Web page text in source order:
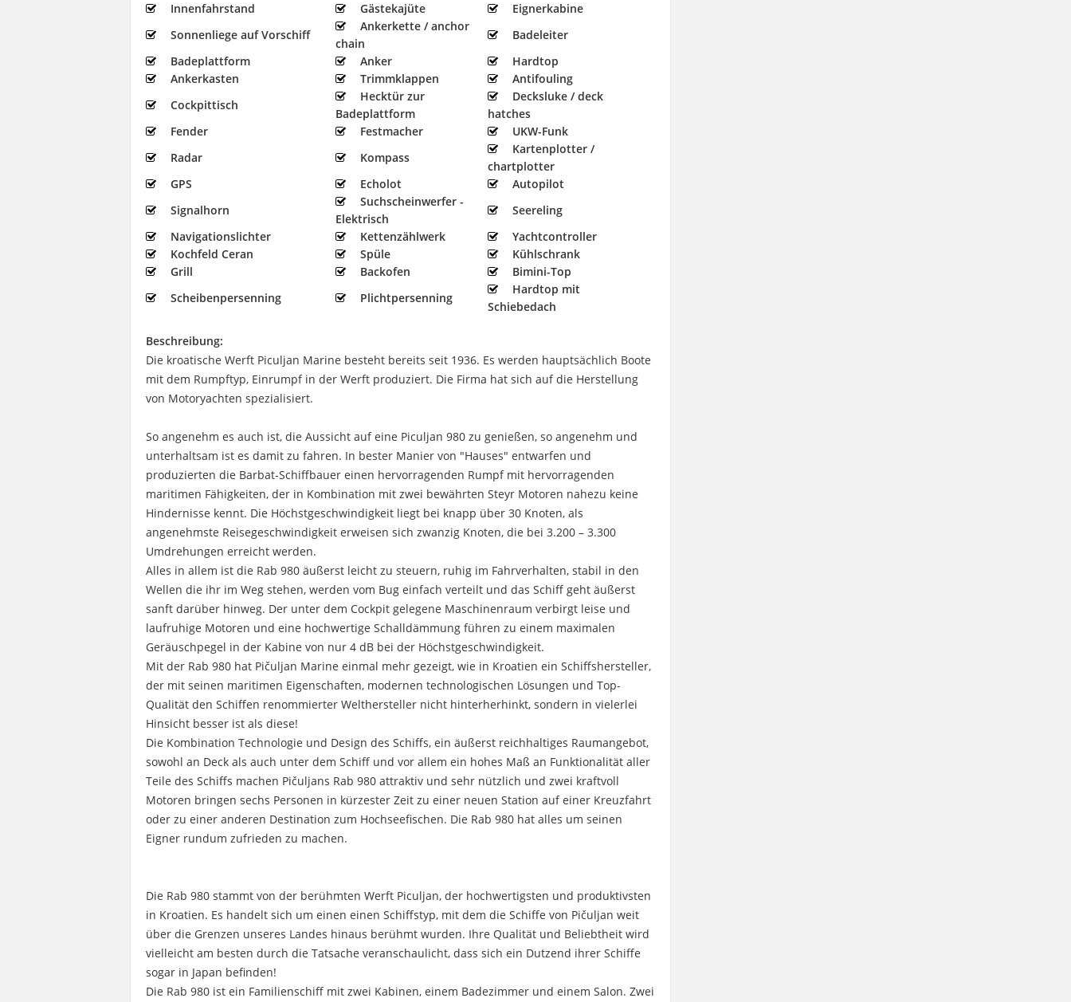
Innenfahrstand
Gästekajüte
Eignerkabine
Sonnenliege auf Vorschiff
Ankerkette / anchor
chain
Badeleiter
Badeplattform
Anker
Hardtop
Ankerkasten
Trimmklappen
Antifouling
Cockpittisch
Hecktür zur
Badeplattform
Decksluke / deck
hatches
Fender
Festmacher
UKW-Funk
Radar
Kompass
Kartenplotter /
chartplotter
GPS
Echolot
Autopilot
Signalhorn
Suchscheinwerfer -
Elektrisch
Seereling
Navigationslichter
Kettenzählwerk
Yachtcontroller
Kochfeld Ceran
Spüle
Kühlschrank
Grill
Backofen
Bimini-Top
Scheibenpersenning
Plichtpersenning
Hardtop mit
Schiebedach
Beschreibung:
Die kroatische Werft Piculjan Marine besteht bereits seit 1936. Es werden hauptsächlich Boote
mit dem Rumpftyp, Einrumpf in der Werft produziert. Die Firma hat sich auf die Herstellung
von Motoryachten spezialisiert.
So angenehm es auch ist, die Aussicht auf eine Piculjan 980 zu genießen, so angenehm und
unterhaltsam ist es damit zu fahren. In bester Manier von "Hauses" entwarfen und
produzierten die Barbat-Schiffbauer einen hervorragenden Rumpf mit hervorragenden
maritimen Fähigkeiten, der in Kombination mit zwei bewährten Steyr Motoren nahezu keine
Hindernisse kennt. Die Höchstgeschwindigkeit liegt bei knapp über 30 Knoten, als
angenehmste Reisegeschwindigkeit erweisen sich zwanzig Knoten, die bei 3.200 – 3.300
Umdrehungen erreicht werden.
Alles in allem ist die Rab 980 äußerst leicht zu steuern, ruhig im Fahrverhalten, stabil in den
Wellen die ihr im Weg stehen, werden vom Bug einfach verteilt und das Schiff geht äußerst
sanft darüber hinweg. Der unter dem Cockpit gelegene Maschinenraum verbirgt leise und
laufruhige Motoren und eine hochwertige Schalldämmung führen zu einem maximalen
Geräuschpegel in der Kabine von nur 4 dB bei der Höchstgeschwindigkeit.
Mit der Rab 980 hat Pičuljan Marine einmal mehr gezeigt, wie in Kroatien ein Schiffshersteller,
der mit seinen maritimen Eigenschaften, modernen technologischen Lösungen und Top-
Qualität den Schiffen renommierter Welthersteller nicht hinterherhinkt, sondern in vielerlei
Hinsicht besser ist als diese!
Die Kombination Technologie und Design des Schiffs, ein äußerst reichhaltiges Raumangebot,
sowohl an Deck als auch unter dem Schiff und vor allem ein hohes Maß an Funktionalität aller
Teile des Schiffs machen Pičuljans Rab 980 attraktiv und sehr nützlich und zwei kraftvoll
Motoren bringen sechs Personen in kürzester Zeit zu einer neuen Station auf einer Kreuzfahrt
oder zu einer anderen Destination zum Hochseefischen. Die Rab 980 hat alles um seinen
Eigner rundum zufrieden zu machen.
Die Rab 980 stammt von der berühmten Werft Piculjan, der hochwertigsten und produktivsten
in Kroatien. Es handelt sich um einen einen Schiffstyp, mit dem die Schiffe von Pičuljan weit
über die Grenzen unseres Landes hinaus berühmt wurden. Ihre Qualität und Beliebtheit wird
vielleicht am besten durch die Tatsache veranschaulicht, dass sich ein Dutzend ihrer Schiffe
sogar in Japan befinden!
Die Rab 980 ist ein Familienschiff mit zwei Kabinen, einem Badezimmer und einem Salon. Zwei